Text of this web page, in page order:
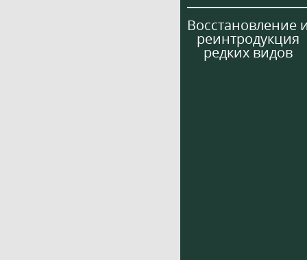
Восстановление
реинтродукция
редких видов